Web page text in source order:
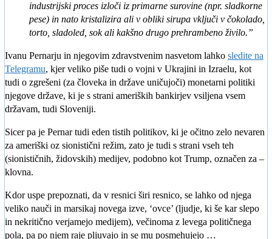
industrijski proces izloči iz primarne surovine (npr. sladkorne
pese) in nato kristalizira ali v obliki sirupa vključi v čokolado,
torto, sladoled, sok ali kakšno drugo prehrambeno živilo.”
Ivanu Pernarju in njegovim zdravstvenim nasvetom lahko sledite na
Telegramu, kjer veliko piše tudi o vojni v Ukrajini in Izraelu, kot
tudi o zgrešeni (za človeka in države uničujoči) monetarni politiki
njegove države, ki je s strani ameriških bankirjev vsiljena vsem
državam, tudi Sloveniji.
Sicer pa je Pernar tudi eden tistih politikov, ki je očitno zelo nevaren
za ameriški oz sionistični režim, zato je tudi s strani vseh teh
(sionističnih, židovskih) medijev, podobno kot Trump, označen za –
klovna.
Kdor uspe prepoznati, da v resnici širi resnico, se lahko od njega
veliko nauči in marsikaj novega izve, ‘ovce’ (ljudje, ki še kar slepo
in nekritično verjamejo medijem), večinoma z levega političnega
pola, pa po njem raje pljuvajo in se mu posmehujejo …